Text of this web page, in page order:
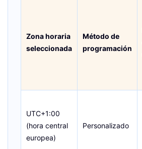
Zona horaria
seleccionada
Método de
programación
UTC+1:00
(hora central
europea)
Personalizado